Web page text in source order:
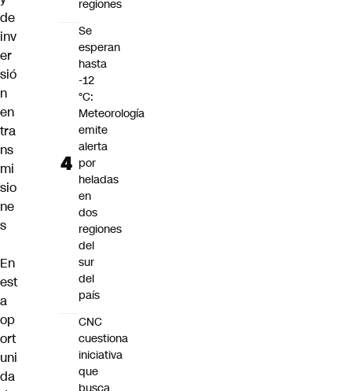
de
inv
er
sió
n
en
tra
ns
mi
sio
ne
s
En
est
a
op
ort
uni
da
regiones
Se
esperan
hasta
-12
°C:
Meteorología
emite
alerta
por
heladas
en
dos
regiones
del
sur
del
país
CNC
cuestiona
iniciativa
que
busca